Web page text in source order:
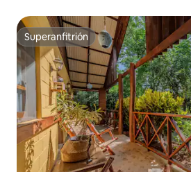
Superanfitrión
Superanfitrión